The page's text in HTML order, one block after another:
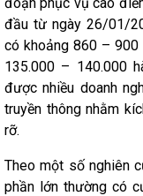
đầu từ ngày 26/01/
có khoảng 860 – 900
135.000 – 140.000
được nhiều doanh
truyền thông nhằm
rỡ.
Theo một số nghiên
phần lớn thường có